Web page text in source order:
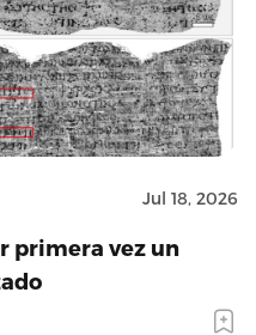
Jul 18, 2026
primera vez un